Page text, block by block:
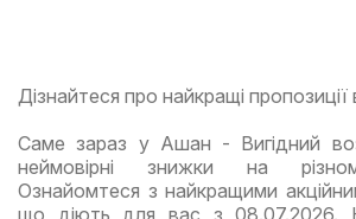
Дізнайтеся про найкращі
Саме зараз у Ашан - Вигідний
неймовірні знижки на
Ознайомтеся з найкращими